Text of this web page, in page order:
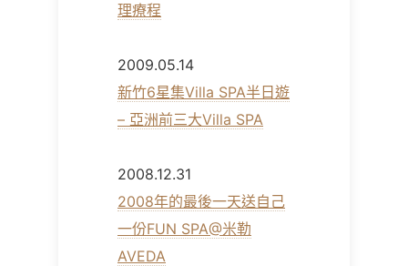
理療程
2009.05.14
新竹6星集Villa SPA半日遊
– 亞洲前三大Villa SPA
2008.12.31
2008年的最後一天送自己
一份FUN SPA@米勒
AVEDA